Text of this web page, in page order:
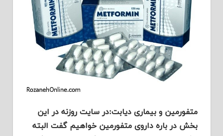
متفورمین و بیماری دیابت:در سایت روزنه در این
بخش در باره داروی متفورمین خواهیم گفت البته